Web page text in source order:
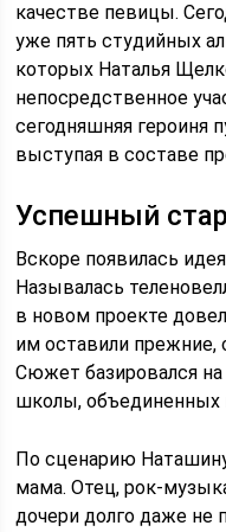
качестве певицы.
уже пять студийных
которых Наталья
непосредственное
сегодняшняя героиня
выступая в составе
Успешный
Вскоре появилась
Называлась
в новом проекте
им оставили прежние,
Сюжет базировался
школы, объединенных
По сценарию
мама. Отец, рок-
дочери долго даже не